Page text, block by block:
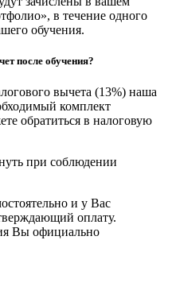
в течение одного
обучения.
после обучения?
вычета (13%) наша
комплект
обратиться в налоговую
при соблюдении
и у Вас
оплату.
Вы официально